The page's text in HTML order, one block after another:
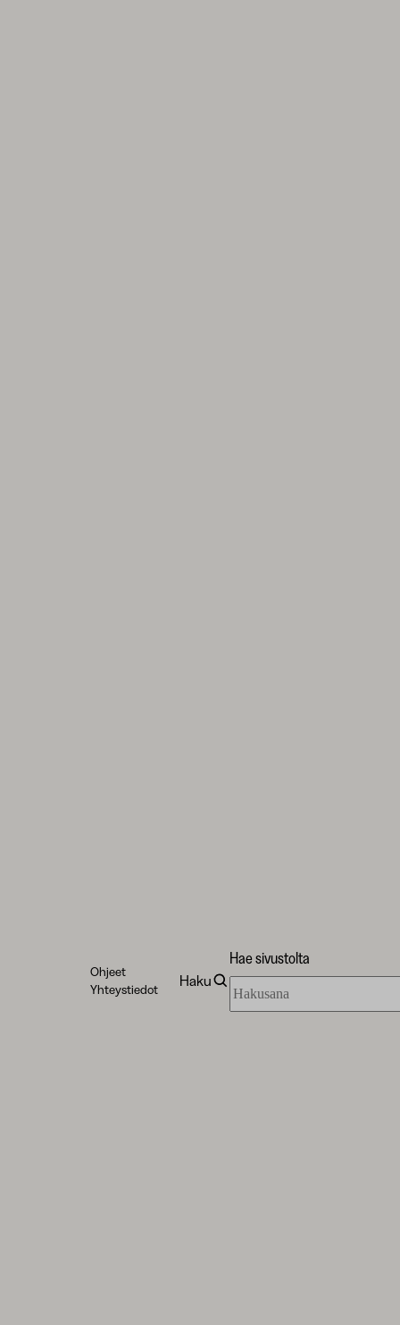
Ohjeet
Yhteystiedot
Haku
Hae sivustolta
sivustolta